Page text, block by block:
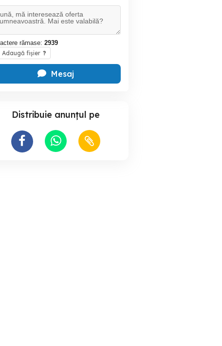
rămase: 2939
Adaugă fișier ?
Mesaj
Distribuie anunțul pe